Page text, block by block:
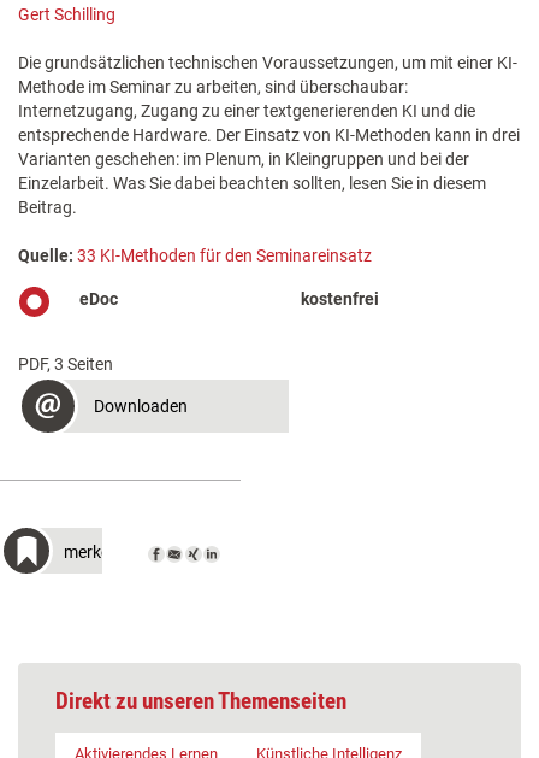
Gert Schilling
Die grundsätzlichen technischen Voraussetzungen, um mit einer KI-
Methode im Seminar zu arbeiten, sind überschaubar:
Internetzugang, Zugang zu einer textgenerierenden KI und die
entsprechende Hardware. Der Einsatz von KI-Methoden kann in drei
Varianten geschehen: im Plenum, in Kleingruppen und bei der
Einzelarbeit. Was Sie dabei beachten sollten, lesen Sie in diesem
Beitrag.
Quelle: 33 KI-Methoden für den Seminareinsatz
eDoc kostenfrei
PDF, 3 Seiten
Downloaden
merken
Direkt zu unseren Themenseiten
Aktivierendes Lernen Künstliche Intelligenz